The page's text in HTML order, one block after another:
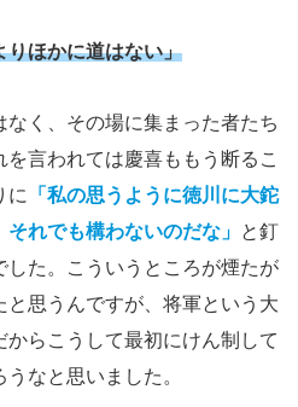
りほかに道はない」
なく、その場に集まった者たち
を言われては慶喜ももう断るこ
に
「私の思うように徳川に大鉈
れでも構わないのだな」 と釘
した。こういうところが煙たが
と思うんですが、将軍という大
らこうして最初にけん制して
なと思いました。